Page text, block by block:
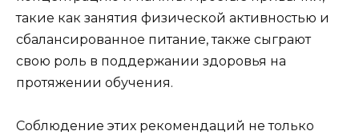
такие как занятия физической активностью и
сбалансированное питание, также сыграют
свою роль в поддержании здоровья на
протяжении обучения.
Соблюдение этих рекомендаций не только